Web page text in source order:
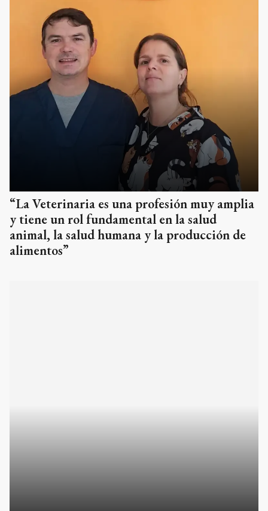
“La Veterinaria es una profesión muy amplia
y tiene un rol fundamental en la salud
animal, la salud humana y la producción de
alimentos”